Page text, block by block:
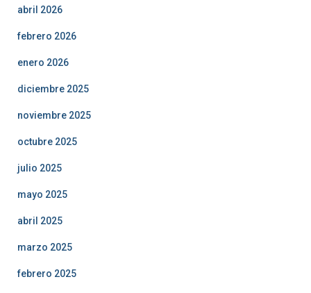
abril 2026
febrero 2026
enero 2026
diciembre 2025
noviembre 2025
octubre 2025
julio 2025
mayo 2025
abril 2025
marzo 2025
febrero 2025